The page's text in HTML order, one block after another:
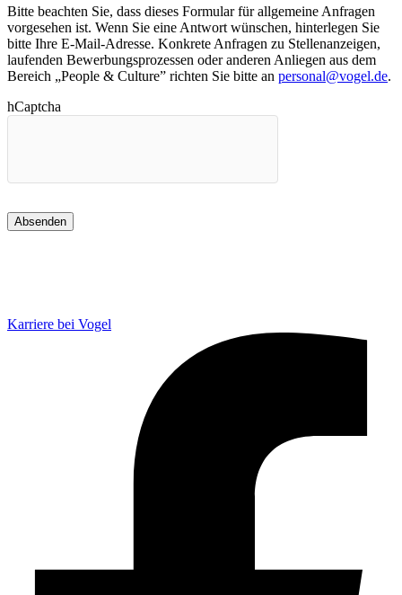
Bitte beachten Sie, dass dieses Formular für allgemeine Anfragen
vorgesehen ist. Wenn Sie eine Antwort wünschen, hinterlegen Sie
bitte Ihre E-Mail-Adresse. Konkrete Anfragen zu Stellenanzeigen,
laufenden Bewerbungsprozessen oder anderen Anliegen aus dem
Bereich „People & Culture” richten Sie bitte an personal@vogel.de.
hCaptcha
Karriere bei Vogel